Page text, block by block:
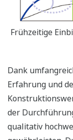
Frühzeitige
Dank
Erfahrung und
der
qualitativ